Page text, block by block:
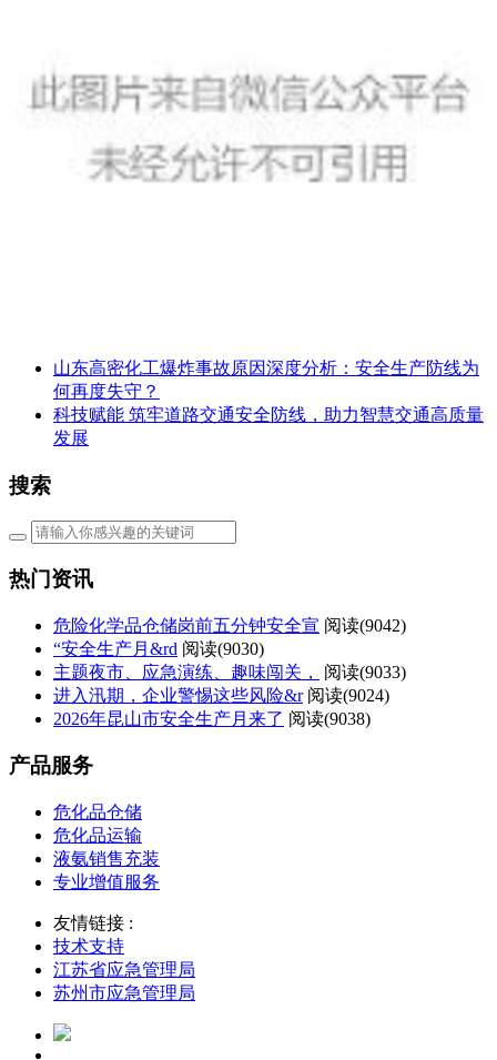
山东高密化工爆炸事故原因深度分析：安全生产防线为
何再度失守？
科技赋能 筑牢道路交通安全防线，助力智慧交通高质量
发展
搜索
热门资讯
危险化学品仓储岗前五分钟安全宣 阅读(9042)
“安全生产月&rd 阅读(9030)
主题夜市、应急演练、趣味闯关，
阅读(9033)
进入汛期，企业警惕这些风险&r 阅读(9024)
2026年昆山市安全生产月来了 阅读(9038)
产品服务
危化品仓储
危化品运输
液氨销售充装
专业增值服务
友情链接 :
技术支持
江苏省应急管理局
苏州市应急管理局